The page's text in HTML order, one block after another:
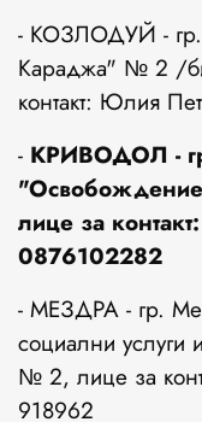
- КОЗЛОДУЙ - гр.
Караджа" № 2 /
контакт: Юлия
- КРИВОДОЛ -
лице за
0876102282
- МЕЗДРА - гр.
социални
№ 2, лице за
918962